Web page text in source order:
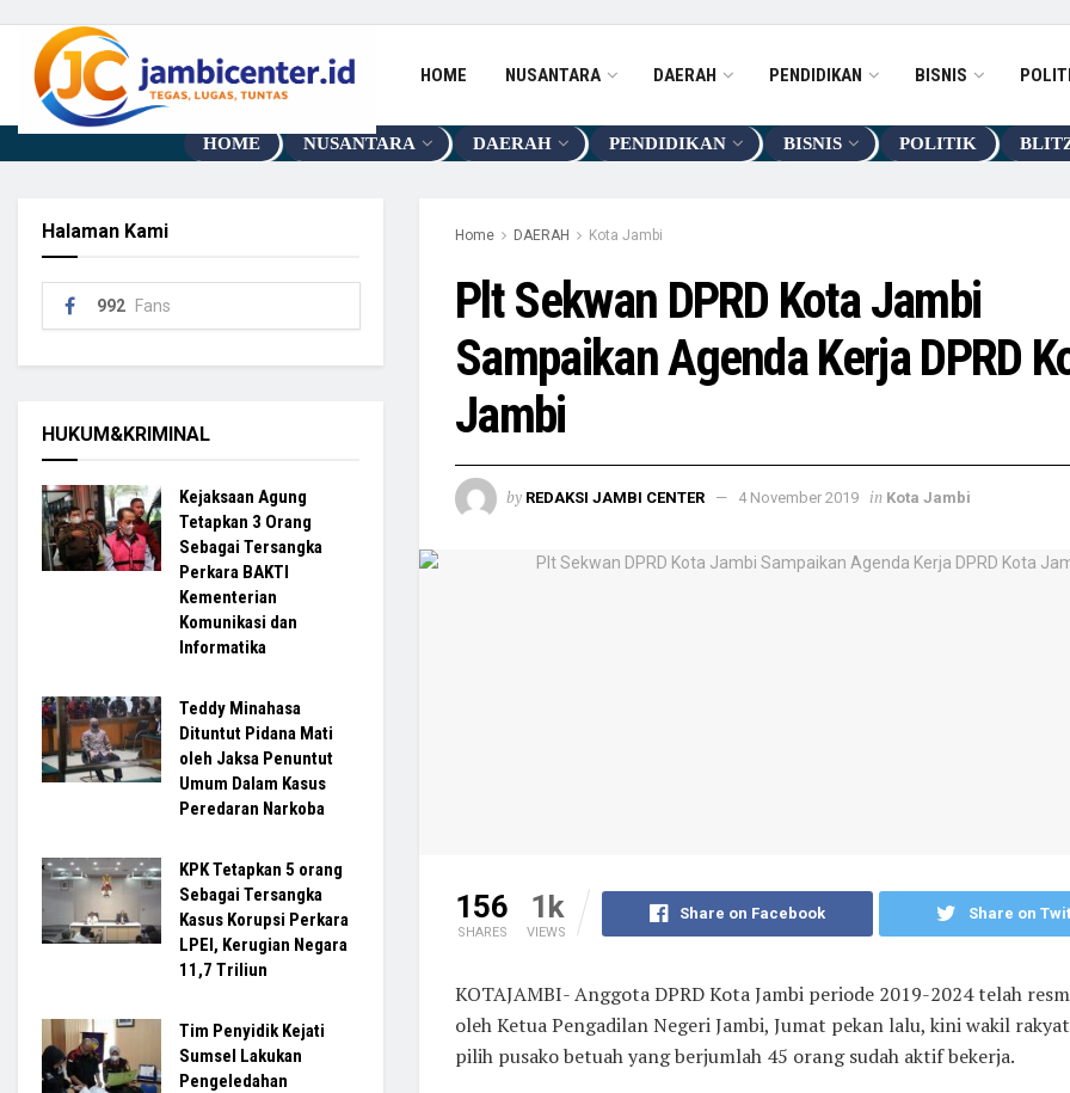
HOME NUSANTARA DAERAH PENDIDIKAN BISNIS
HOME NUSANTARA DAERAH PENDIDIKAN BISNIS POLITIK
Home DAERAH Kota Jambi
Plt Sekwan DPRD Kota Jambi
Sampaikan Agenda Kerja DPRD
Jambi
by REDAKSI JAMBI CENTER 4 November 2019 in Kota Jambi
156
SHARES
1k
VIEWS
Share on Facebook Share on
KOTAJAMBI- Anggota DPRD Kota Jambi periode 2019-2024 telah
oleh Ketua Pengadilan Negeri Jambi, Jumat pekan lalu, kini wakil
pilih pusako betuah yang berjumlah 45 orang sudah aktif bekerja.
Halaman Kami
992 Fans
HUKUM&KRIMINAL
Kejaksaan Agung
Tetapkan 3 Orang
Sebagai Tersangka
Perkara BAKTI
Kementerian
Komunikasi dan
Informatika
Teddy Minahasa
Dituntut Pidana Mati
oleh Jaksa Penuntut
Umum Dalam Kasus
Peredaran Narkoba
KPK Tetapkan 5 orang
Sebagai Tersangka
Kasus Korupsi Perkara
LPEI, Kerugian Negara
11,7 Triliun
Tim Penyidik Kejati
Sumsel Lakukan
Pengeledahan